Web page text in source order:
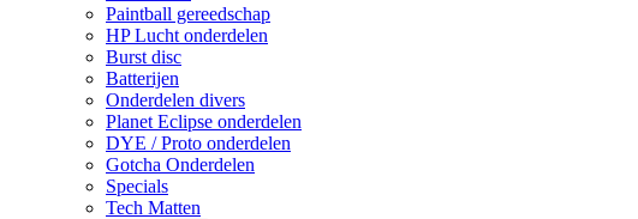
Paintball gereedschap
HP Lucht onderdelen
Burst disc
Batterijen
Onderdelen divers
Planet Eclipse onderdelen
DYE / Proto onderdelen
Gotcha Onderdelen
Specials
Tech Matten